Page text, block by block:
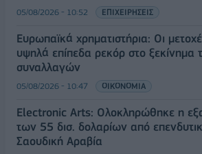
05/08/2026 - 10:52 ΕΠΙΧΕΙΡΗΣΕΙΣ
Ευρωπαϊκά χρηματιστήρια: Οι
υψηλά επίπεδα ρεκόρ στο ξεκίνημα
συναλλαγών
05/08/2026 - 10:47 ΟΙΚΟΝΟΜΙΑ
Electronic Arts: Ολοκληρώθηκε η
των 55 δισ. δολαρίων από
Σαουδική Αραβία